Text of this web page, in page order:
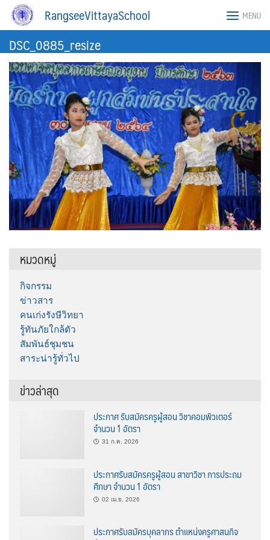
Skip
RangseeVittayaSchool MENU
DSC_0885_resize
หมวดหมู่
กิจกรรม
ข่าวสาร
คนเก่งรังษีวิทยา
รู้ทันภัยใกล้ตัว
สัมพันธ์ชุมชน
สาระน่ารู้ทั่วไป
ข่าวล่าสุด
ประกาศ รับสมัครครูผู้สอน วิชาคอมพิวเตอร์
จำนวน 1 อัตรา
31 ก.ค. 2026
ประกาศรับสมัครครูผู้สอน สาขาวิชา การประถม
ศึกษา จำนวน 1 อัตรา
02 เม.ย. 2026
ประกาศรับสมัครบุคลากร ตำแหน่งครูศาสนกิจ